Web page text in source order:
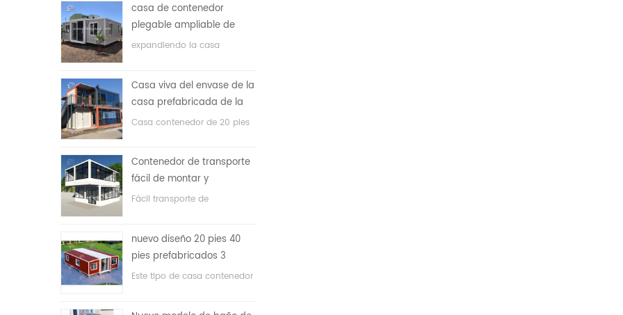
casa de contenedor
plegable ampliable de
bajo precio
expandiendo la casa
Casa viva del envase de la
casa prefabricada de la
prueba de fuego de los
Casa contenedor de 20 pies
Contenedor de transporte
fácil de montar y
conveniente
Fácil transporte de
nuevo diseño 20 pies 40
pies prefabricados 3
dormitorios pequeña casa
Este tipo de casa contenedor